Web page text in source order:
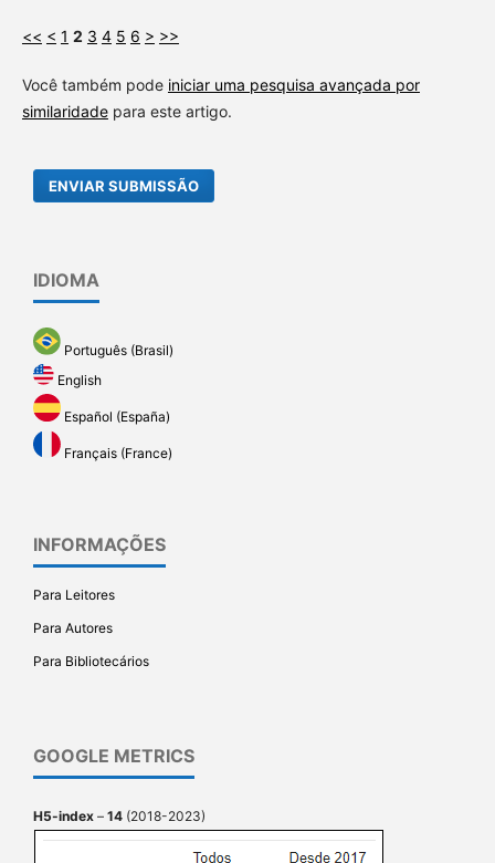
<< < 1 2 3 4 5 6 > >>
Você também pode iniciar uma pesquisa avançada por
similaridadepara este artigo.
ENVIAR SUBMISSÃO
IDIOMA
Português (Brasil)
English
Español (España)
Français (France)
INFORMAÇÕES
Para Leitores
Para Autores
Para Bibliotecários
GOOGLE METRICS
H5-index – 14 (2018-2023)